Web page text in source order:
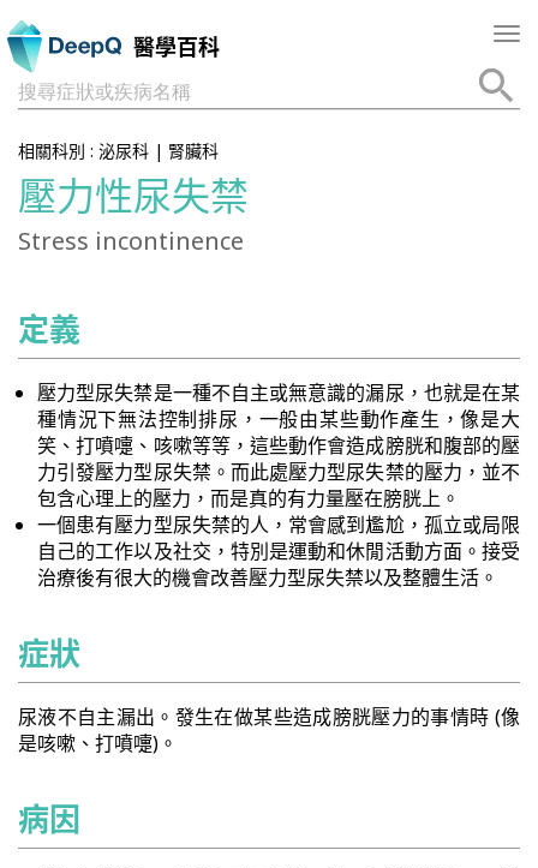
醫學百科
搜尋症狀或疾病名稱
相關科別 : 泌尿科 | 腎臟科
壓力性尿失禁
Stress incontinence
定義
壓力型尿失禁是一種不自主或無意識的漏尿，也就是在某
種情況下無法控制排尿，一般由某些動作產生，像是大
笑、打噴嚏、咳嗽等等，這些動作會造成膀胱和腹部的壓
力引發壓力型尿失禁。而此處壓力型尿失禁的壓力，並不
包含心理上的壓力，而是真的有力量壓在膀胱上。
一個患有壓力型尿失禁的人，常會感到尷尬，孤立或局限
自己的工作以及社交，特別是運動和休閒活動方面。接受
治療後有很大的機會改善壓力型尿失禁以及整體生活。
症狀
尿液不自主漏出。發生在做某些造成膀胱壓力的事情時 (像
是咳嗽、打噴嚏)。
病因